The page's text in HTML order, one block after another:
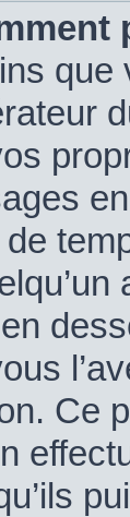
que
de
Ce